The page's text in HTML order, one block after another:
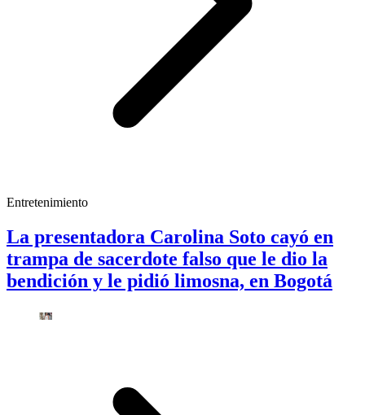
Entretenimiento
La presentadora Carolina Soto cayó en
trampa de sacerdote falso que le dio la
bendición y le pidió limosna, en Bogotá